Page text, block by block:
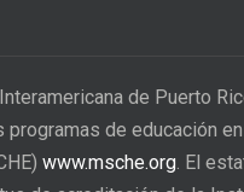
de Puerto
programas de educación
www.msche.org . El